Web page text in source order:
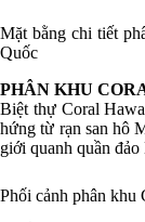
Mặt bằng chi tiết
Quốc
PHÂN KHU
Biệt thự Coral
hứng từ rạn san hô
giới quanh quần
Phối cảnh phân khu